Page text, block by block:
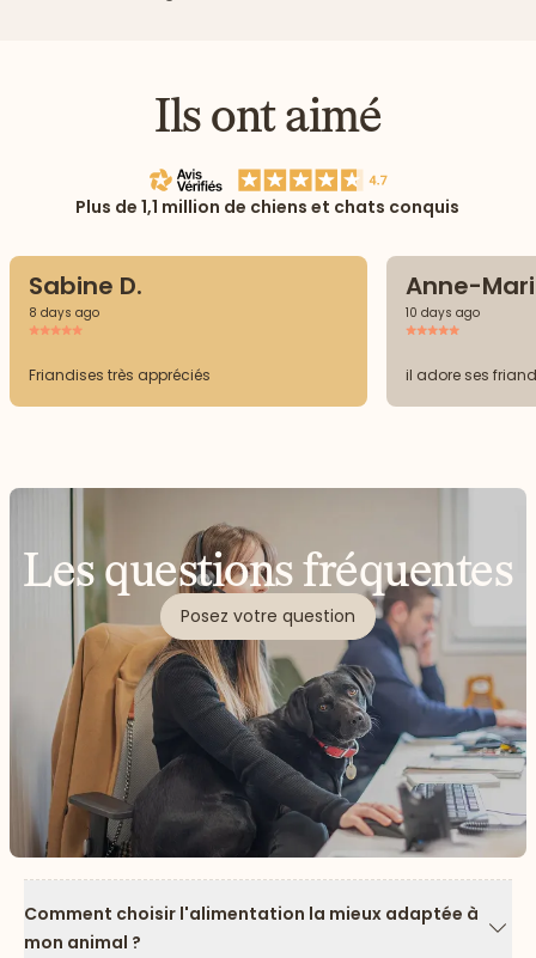
Ils ont aimé
Plus de 1,1 million de chiens et chats conquis
Sabine D.
8 days ago
Friandises très appréciés
Anne-
10 days ago
il adore ses
Les questions fréquentes
Posez votre question
Comment choisir l'alimentation la mieux adaptée à
mon animal ?